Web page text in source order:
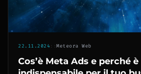
22.11.2024 ::Meteora Web
Cos’è Meta Ads e perché è